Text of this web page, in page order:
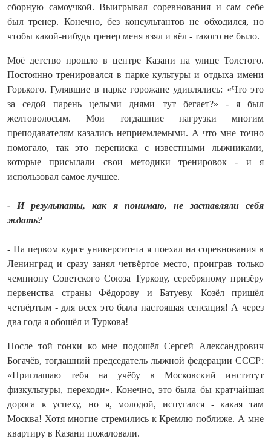
сборную самоучкой. Выигрывал соревнования и сам себе
был тренер. Конечно, без консультантов не обходился, но
чтобы какой-нибудь тренер меня взял и вёл - такого не было.
Моё детство прошло в центре Казани на улице Толстого.
Постоянно тренировался в парке культуры и отдыха имени
Горького. Гулявшие в парке горожане удивлялись: «Что это
за седой парень целыми днями тут бегает?» - я был
желтоволосым. Мои тогдашние нагрузки многим
преподавателям казались неприемлемыми. А что мне точно
помогало, так это переписка с известными лыжниками,
которые присылали свои методики тренировок - и я
использовал самое лучшее.
- И результаты, как я понимаю, не заставляли себя
ждать?
- На первом курсе университета я поехал на соревнования в
Ленинград и сразу занял четвёртое место, проиграв только
чемпиону Советского Союза Туркову, серебряному призёру
первенства страны Фёдорову и Батуеву. Козёл пришёл
четвёртым - для всех это была настоящая сенсация! А через
два года я обошёл и Туркова!
После той гонки ко мне подошёл Сергей Александрович
Богачёв, тогдашний председатель лыжной федерации СССР:
«Приглашаю тебя на учёбу в Московский институт
физкультуры, переходи». Конечно, это была бы кратчайшая
дорога к успеху, но я, молодой, испугался - какая там
Москва! Хотя многие стремились к Кремлю поближе. А мне
квартиру в Казани пожаловали.